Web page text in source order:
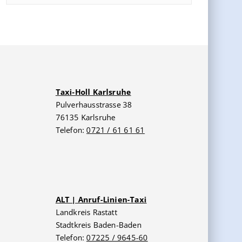
Taxi-Holl Karlsruhe
Pulverhausstrasse 38
76135 Karlsruhe
Telefon:0721 / 61 61 61
ALT | Anruf-Linien-Taxi
Landkreis Rastatt
Stadtkreis Baden-Baden
Telefon:07225 / 9645-60